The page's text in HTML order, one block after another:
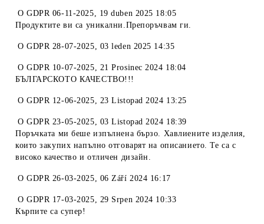
OGDPR 06-11-2025, 19 duben 2025 18:05
Продуктите ви са уникални.Препоръчвам ги.
OGDPR 28-07-2025, 03 leden 2025 14:35
OGDPR 10-07-2025, 21 Prosinec 2024 18:04
БЪЛГАРСКОТО КАЧЕСТВО!!!
OGDPR 12-06-2025, 23 Listopad 2024 13:25
OGDPR 23-05-2025, 03 Listopad 2024 18:39
Поръчката ми беше изпълнена бързо. Хавлиените изделия,
които закупих напълно отговарят на описанието. Те са с
високо качество и отличен дизайн.
OGDPR 26-03-2025, 06 Září 2024 16:17
OGDPR 17-03-2025, 29 Srpen 2024 10:33
Кърпите са супер!